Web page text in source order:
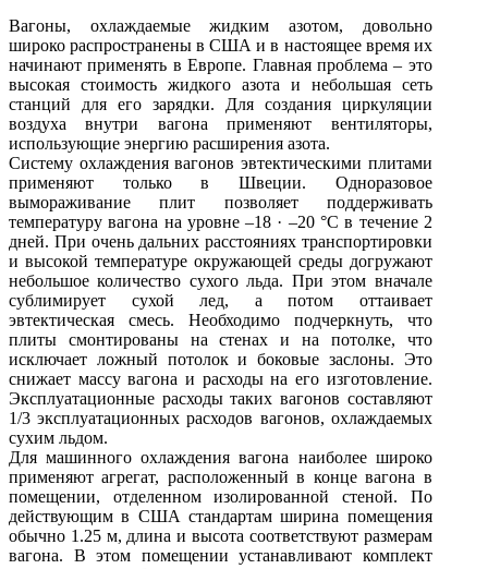
Вагоны, охлаждаемые жидким азотом, довольно
широко распространены в США и в настоящее время их
начинают применять в Европе. Главная проблема – это
высокая стоимость жидкого азота и небольшая сеть
станций для его зарядки. Для создания циркуляции
воздуха внутри вагона применяют вентиляторы,
использующие энергию расширения азота.
Систему охлаждения вагонов эвтектическими плитами
применяют только в Швеции. Одноразовое
вымораживание плит позволяет поддерживать
температуру вагона на уровне –18 · –20 °С в течение 2
дней. При очень дальних расстояниях транспортировки
и высокой температуре окружающей среды догружают
небольшое количество сухого льда. При этом вначале
сублимирует сухой лед, а потом оттаивает
эвтектическая смесь. Необходимо подчеркнуть, что
плиты смонтированы на стенах и на потолке, что
исключает ложный потолок и боковые заслоны. Это
снижает массу вагона и расходы на его изготовление.
Эксплуатационные расходы таких вагонов составляют
1/3 эксплуатационных расходов вагонов, охлаждаемых
сухим льдом.
Для машинного охлаждения вагона наиболее широко
применяют агрегат, расположенный в конце вагона в
помещении, отделенном изолированной стеной. По
действующим в США стандартам ширина помещения
обычно 1.25 м, длина и высота соответствуют размерам
вагона. В этом помещении устанавливают комплект